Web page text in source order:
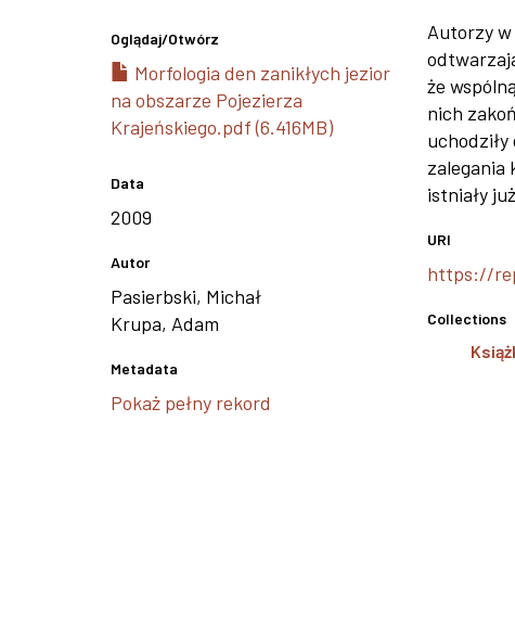
Oglądaj/Otwórz
Morfologia den zanikłych jezior
na obszarze Pojezierza
Krajeńskiego.pdf (6.416MB)
Data
2009
Autor
Pasierbski, Michał
Krupa, Adam
Metadata
Pokaż pełny rekord
Autorzy
że
nich
zalegania
istniały
URI
https://
Collections